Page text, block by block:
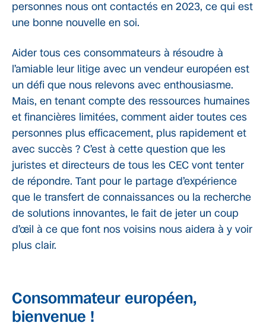
personnes nous ont contactés en 2023, ce qui est
une bonne nouvelle en soi.
Aider tous ces consommateurs à résoudre à
l’amiable leur litige avec un vendeur européen est
un défi que nous relevons avec enthousiasme.
Mais, en tenant compte des ressources humaines
et financières limitées, comment aider toutes ces
personnes plus efficacement, plus rapidement et
avec succès ? C’est à cette question que les
juristes et directeurs de tous les CEC vont tenter
de répondre. Tant pour le partage d’expérience
que le transfert de connaissances ou la recherche
de solutions innovantes, le fait de jeter un coup
d’œil à ce que font nos voisins nous aidera à y voir
plus clair.
Consommateur européen,
bienvenue !